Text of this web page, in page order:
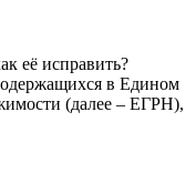
её исправить?
в Едином
(далее – ЕГРН),